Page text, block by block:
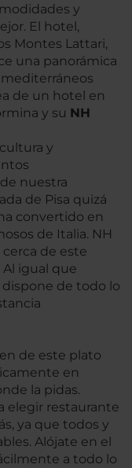
y
El hotel,
Montes Lattari,
una panorámica
de un hotel en
y su NH
y
nuestra
de Pisa quizá
convertido en
de Italia. NH
de este
Al igual que
de todo lo
de este plato
en
la pidas.
elegir restaurante
ya que todos y
Alójate en el
a todo lo